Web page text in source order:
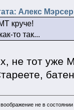
Алекс
круче!
то так...
не тот уже
не в состоянии